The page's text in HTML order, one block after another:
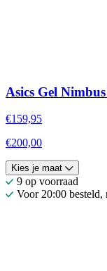
Asics Gel
€159,95
€200,00
Kies je maat
9 op voorraad
Voor 20:00